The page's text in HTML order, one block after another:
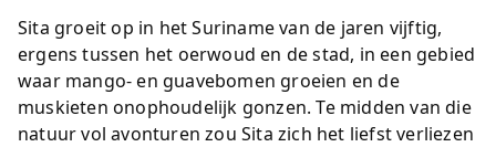
Sita groeit op in het Suriname van de jaren vijftig,
ergens tussen het oerwoud en de stad, in een gebied
waar mango- en guavebomen groeien en de
muskieten onophoudelijk gonzen. Te midden van die
natuur vol avonturen zou Sita zich het liefst verliezen